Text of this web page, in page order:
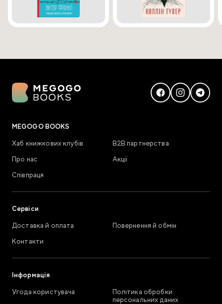
MEGOGO BOOKS
Хаб книжкових клубів
В2В партнерства
Про нас
Акції
Співпраця
Сервіси
Доставка й оплата
Повернення й обмін
Контакти
Інформація
Угода користувача
Політика обробки
персональних даних